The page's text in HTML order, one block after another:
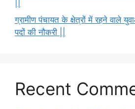
ग्रामीण पंचायत के क्षेत्रों में रहने वाले
पदों की नौकरी ||
Recent